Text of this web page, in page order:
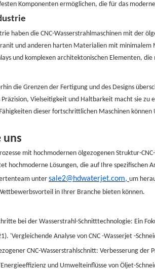
Komponenten ermöglichen, die für das
haben die CNC-Wasserstrahlmaschinen mit der
und anderen harten Materialien mit minimalem
und komplexen architektonischen Elementen,
die Grenzen der Fertigung und des Designs
Vielseitigkeit und Haltbarkeit macht sie
dieser fortschrittlichen Maschinen
uns
mit hochmodernen ölgezogenen Struktur-
hochmoderne Lösungen, die auf Ihre spezifischen
unter sale2@hdwaterjet.com, um
in Ihrer Branche bieten können.
bei der Wasserstrahl-Schnitttechnologie: Ein
'Vergleichende Analyse von CNC -Wasserjet -
CNC-Wasserstrahlschnitt: Verbesserung
und Umwelteinflüsse von Öljet-